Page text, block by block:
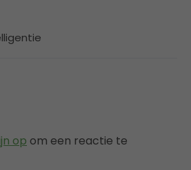
op om een reactie te